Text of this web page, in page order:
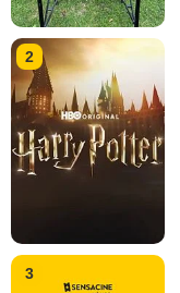
2
3